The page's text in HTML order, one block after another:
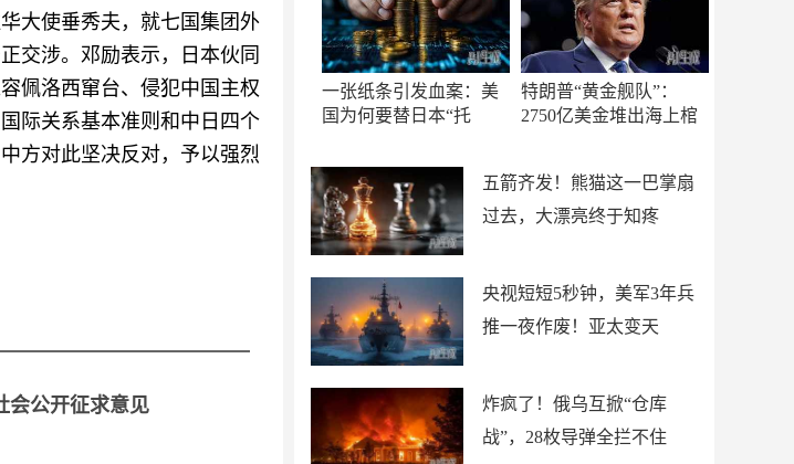
大使垂秀夫，就七国集团外
交涉。邓励表示，日本伙同
佩洛西窜台、侵犯中国主权
际关系基本准则和中日四个
方对此坚决反对，予以强烈
一张纸条引发血案：美
国为何要替日本“托
特朗普“黄金舰队”：
2750亿美金堆出海上棺
五箭齐发！熊猫这一巴掌扇
过去，大漂亮终于知疼
央视短短5秒钟，美军3年兵
推一夜作废！亚太变天
炸疯了！俄乌互掀“仓库
战”，28枚导弹全拦不住
会公开征求意见